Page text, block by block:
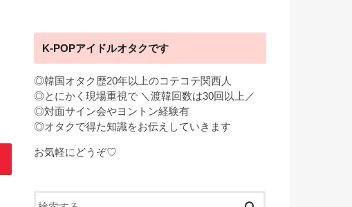
K-POPアイドルオタクです
◎韓国オタク歴20年以上のコテコテ関西人
◎とにかく現場重視で ＼渡韓回数は30回以上／
◎対面サイン会やヨントン経験有
◎オタクで得た知識をお伝えしていきます
お気軽にどうぞ♡